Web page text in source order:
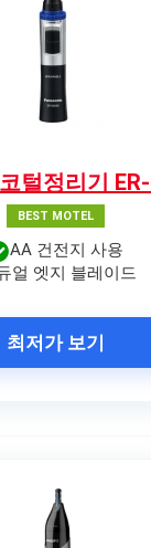
털정리기
BEST MOTEL
AA 건전지 사용
얼 엣지 블레이드
최저가 보기